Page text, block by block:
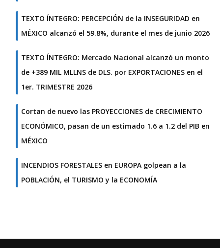
TEXTO ÍNTEGRO: PERCEPCIÓN de la INSEGURIDAD en
MÉXICO alcanzó el 59.8%, durante el mes de junio 2026
TEXTO ÍNTEGRO: Mercado Nacional alcanzó un monto
de +389 MIL MLLNS de DLS. por EXPORTACIONES en el
1er. TRIMESTRE 2026
Cortan de nuevo las PROYECCIONES de CRECIMIENTO
ECONÓMICO, pasan de un estimado 1.6 a 1.2 del PIB en
MÉXICO
INCENDIOS FORESTALES en EUROPA golpean a la
POBLACIÓN, el TURISMO y la ECONOMÍA